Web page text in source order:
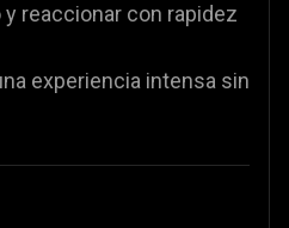
reaccionar con rapidez
experiencia intensa sin